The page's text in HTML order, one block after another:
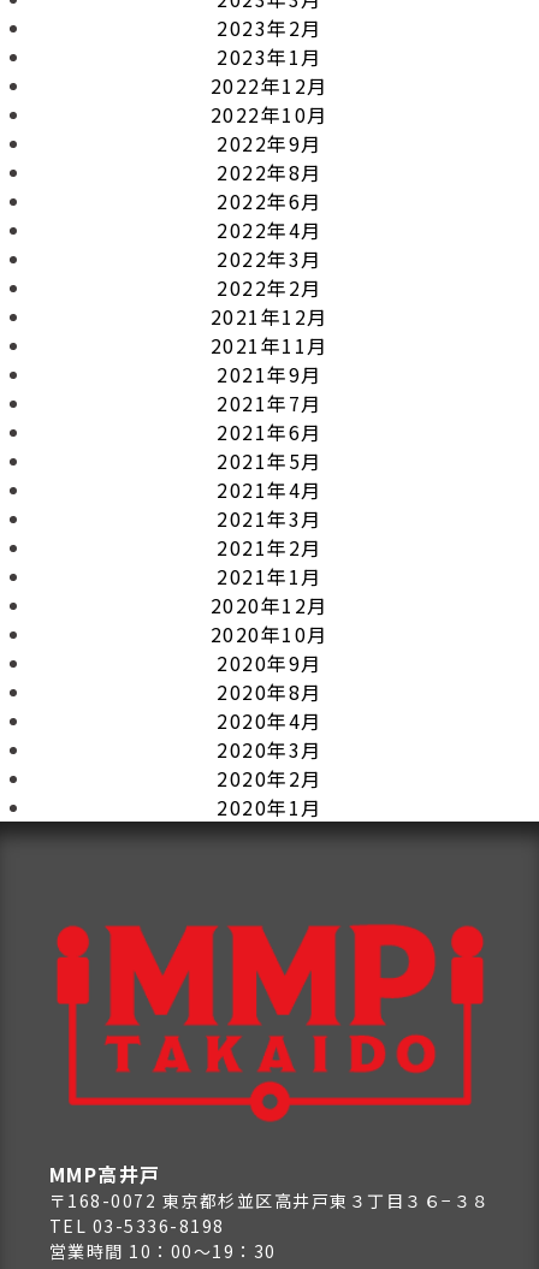
2023年2月
2023年1月
2022年12月
2022年10月
2022年9月
2022年8月
2022年6月
2022年4月
2022年3月
2022年2月
2021年12月
2021年11月
2021年9月
2021年7月
2021年6月
2021年5月
2021年4月
2021年3月
2021年2月
2021年1月
2020年12月
2020年10月
2020年9月
2020年8月
2020年4月
2020年3月
2020年2月
2020年1月
MMP高井戸
〒168-0072 東京都杉並区高井戸東３丁目３６−３８
TEL 03-5336-8198
営業時間 10：00～19：30